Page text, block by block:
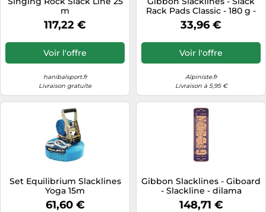
m
117,22 €
Voir l'offre
hanibalsport.fr
Livraison gratuite
Rack Pads Classic - 180 g -
yellow
33,96 €
Voir l'offre
Alpiniste.fr
Livraison à 5,95 €
Set Equilibrium Slacklines
Yoga 15m
61,60 €
Gibbon Slacklines - Giboard
- Slackline - dilama
148,71 €